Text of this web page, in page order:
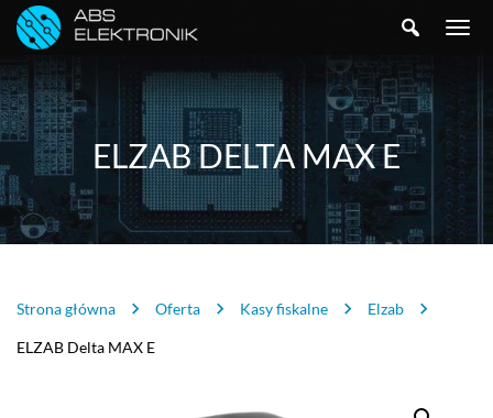
SZUKAJTOGGLE
ELZAB DELTA MAX E
Strona główna Oferta Kasy fiskalne Elzab
ELZAB Delta MAX E